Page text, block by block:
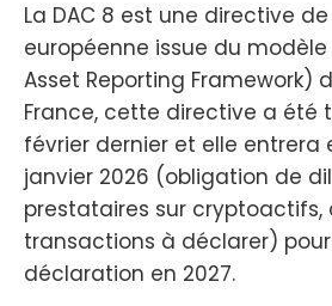
La DAC 8 est une directive de
européenne issue du modèle
Asset Reporting Framework)
France, cette directive a été
février dernier et elle entrera
janvier 2026 (obligation de
prestataires sur cryptoactifs,
transactions à déclarer)
déclaration en 2027.